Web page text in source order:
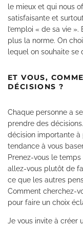
le mieux et qui nous
satisfaisante et
l’emploi « de sa vie
plus la norme. On
lequel on souhaite se
ET VOUS,
DÉCISIONS ?
Chaque personne a
prendre des
décision importante à
tendance à vous
Prenez-vous le
allez-vous plutôt de
ce que les autres
Comment cherchez-
pour faire un choix
Je vous invite à créer